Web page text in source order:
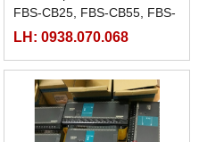
FBS-CB25, FBS-CB55, FBS-
CB2, FBS-CB5
LH: 0938.070.068